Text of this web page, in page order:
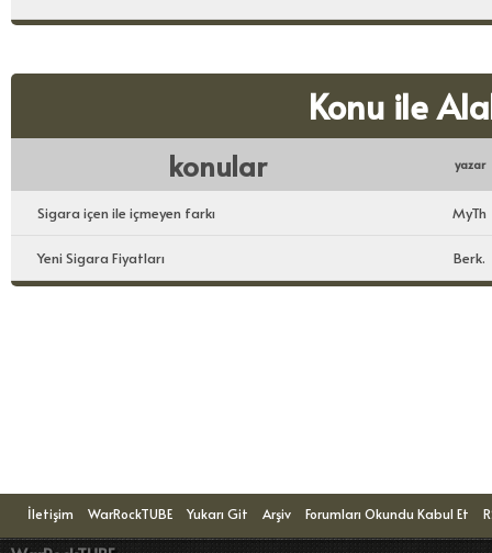
Konu ile
konular yazar
Sigara içen ile içmeyen farkı MyTh
Yeni Sigara Fiyatları Berk.
İletişim WarRockTUBE Yukarı Git Arşiv Forumları Okundu Kabul Et